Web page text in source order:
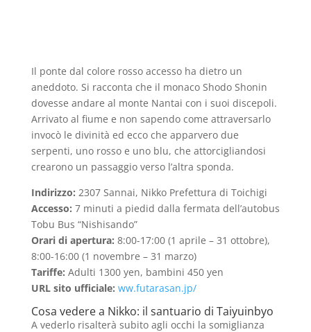
Il ponte dal colore rosso accesso ha dietro un
aneddoto. Si racconta che il monaco Shodo Shonin
dovesse andare al monte Nantai con i suoi discepoli.
Arrivato al fiume e non sapendo come attraversarlo
invocò le divinità ed ecco che apparvero due
serpenti, uno rosso e uno blu, che attorcigliandosi
crearono un passaggio verso l’altra sponda.
Indirizzo: 2307 Sannai, Nikko Prefettura di Toichigi
Accesso: 7 minuti a piedid dalla fermata dell’autobus
Tobu Bus “Nishisando”
Orari di apertura: 8:00-17:00 (1 aprile – 31 ottobre),
8:00-16:00 (1 novembre – 31 marzo)
Tariffe: Adulti 1300 yen, bambini 450 yen
URL sito ufficiale: ww.futarasan.jp/
Cosa vedere a Nikko: il santuario di Taiyuinbyo
A vederlo risalterà subito agli occhi la somiglianza